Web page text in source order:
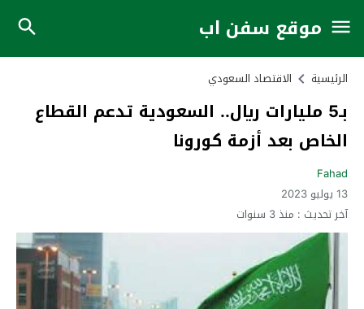
موقع سفن اب
الرئيسية الاقتصاد السعودي
بـ5 مليارات ريال.. السعودية تدعم القطاع
الخاص بعد أزمة كورونا
Fahad
13 يوليو 2023
آخر تحديث : منذ 3 سنوات